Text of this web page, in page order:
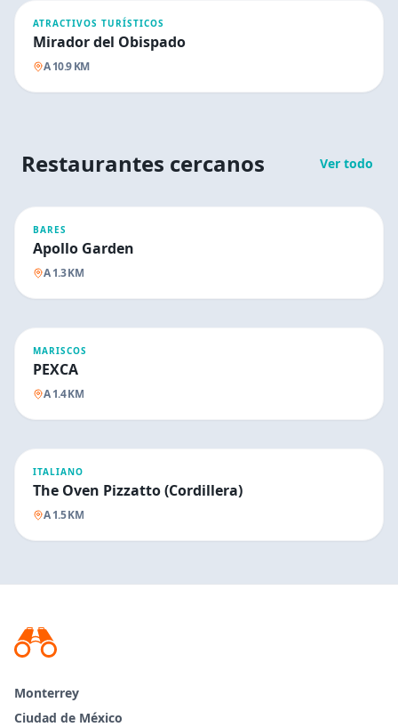
ATRACTIVOS TURÍSTICOS
Mirador del Obispado
A10.9KM
Restaurantes cercanos Ver todo
BARES
Apollo Garden
A1.3KM
MARISCOS
PEXCA
A1.4KM
ITALIANO
The Oven Pizzatto (Cordillera)
A1.5KM
Monterrey
Ciudad de México